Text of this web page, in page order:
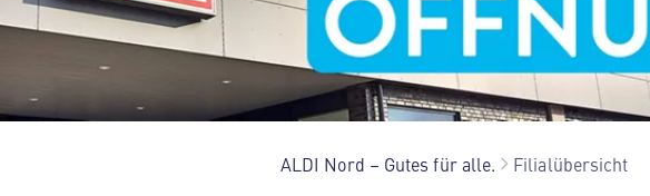
ALDI Nord – Gutes für alle. Filialübersicht